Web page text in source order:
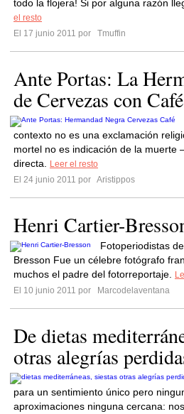
todo la flojera! Si por alguna razón
el resto
El 17 junio 2011 por
Tmuffin
Ante Portas: La
de Cervezas con Café
contexto no es una exclamación
mortel no es indicación de la muerte
directa.
Leer el resto
El 24 junio 2011 por Aristippos
Henri Cartier-
Fotoperiodistas
Bresson Fue un célebre fotógrafo
muchos el padre del fotorreportaje.
El 10 junio 2011 por
Marcodelaventana
De dietas
otras alegrías
para un sentimiento único pero
aproximaciones ninguna cercana: